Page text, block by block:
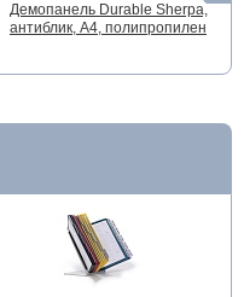
Демопанель Durable Sherpa,
антиблик, А4, полипропилен